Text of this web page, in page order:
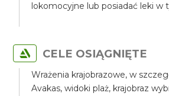
lokomocyjne lub posiadać leki w
CELE OSIĄGNIĘTE
Wrażenia krajobrazowe, w
Avakas, widoki plaż, krajobraz